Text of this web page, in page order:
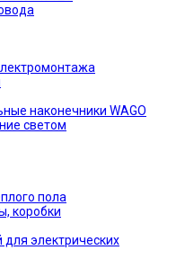
наконечники WAGO
светом
пола
коробки
электрических